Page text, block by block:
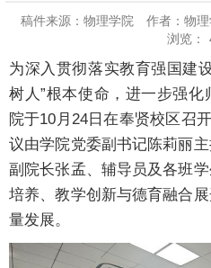
稿件来源：物理学院 作者：物
浏览：
为深入贯彻落实教育强国建
树人”根本使命，进一步强
院于10月24日在奉贤校区召
议由学院党委副书记陈莉丽
副院长张孟、辅导员及各班
培养、教学创新与德育融合
量发展。